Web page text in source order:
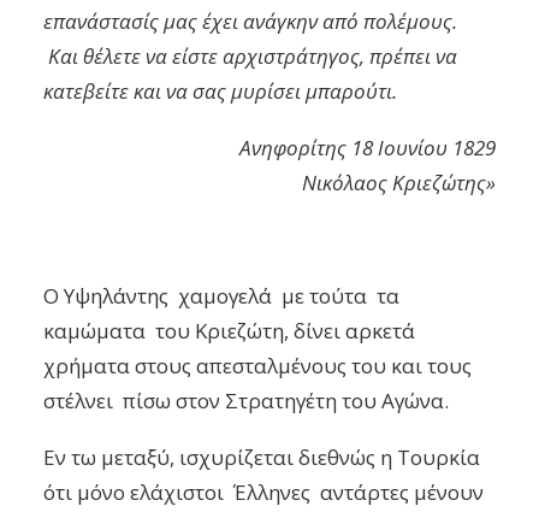
επανάστασίς μας έχει ανάγκην από πολέμους.
Και θέλετε να είστε αρχιστράτηγος, πρέπει να
κατεβείτε και να σας μυρίσει μπαρούτι.
Ανηφορίτης 18 Ιουνίου 1829
Νικόλαος Κριεζώτης»
Ο Υψηλάντης χαμογελά με τούτα τα
καμώματα του Κριεζώτη, δίνει αρκετά
χρήματα στους απεσταλμένους του και τους
στέλνει πίσω στον Στρατηγέτη του Αγώνα.
Εν τω μεταξύ, ισχυρίζεται διεθνώς η Τουρκία
ότι μόνο ελάχιστοι Έλληνες αντάρτες μένουν